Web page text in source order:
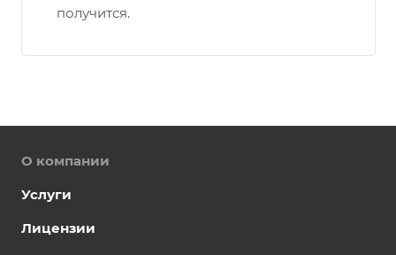
получится.
О компании
Услуги
Лицензии